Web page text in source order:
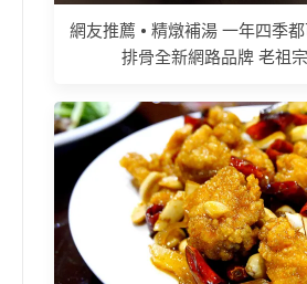
網友推薦 • 精燉補湯 一年四季
排骨全新網路品牌 老祖